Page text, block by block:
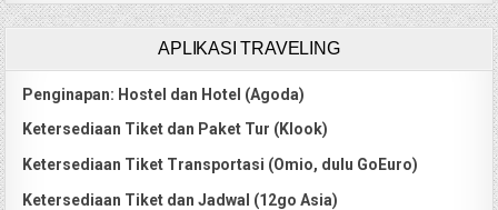
APLIKASI TRAVELING
Penginapan: Hostel dan Hotel (Agoda)
Ketersediaan Tiket dan Paket Tur (Klook)
Ketersediaan Tiket Transportasi (Omio, dulu GoEuro)
Ketersediaan Tiket dan Jadwal (12go Asia)